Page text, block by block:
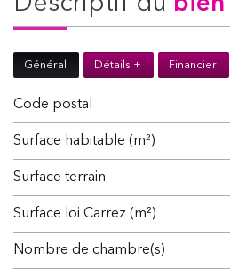
Général Détails + Financier
Code postal
Surface habitable (m²)
surface terrain
Surface loi Carrez (m²)
Nombre de chambre(s)